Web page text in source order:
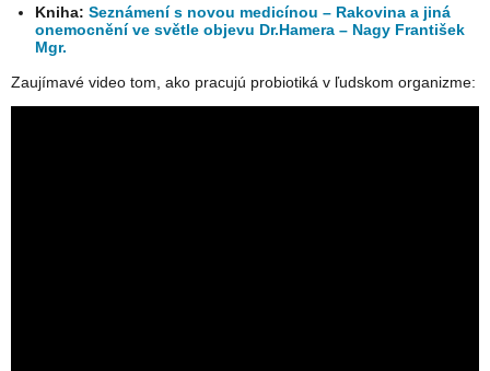
Kniha:Seznámení s novou medicínou – Rakovina a jiná
onemocnění ve světle objevu Dr.Hamera – Nagy František
Mgr.
Zaujímavé video tom, ako pracujú probiotiká v ľudskom organizme: